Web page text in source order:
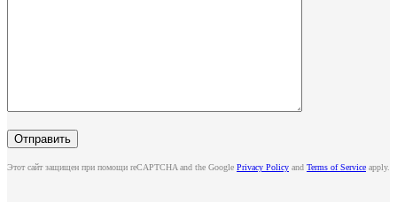
Этот сайт защищен при помощи reCAPTCHA and the Google Privacy Policy and Terms of Service apply.